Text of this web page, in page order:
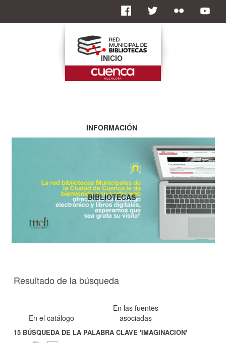
Resultado de la búsqueda
En el catálogo
En las fuentes
asociadas
15 BÚSQUEDA DE LA PALABRA CLAVE'IMAGINACION'
INICIO
INFORMACIÓN
BIBLIOTECAS